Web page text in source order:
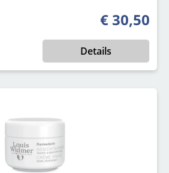
Normale
€ 30,50
Details